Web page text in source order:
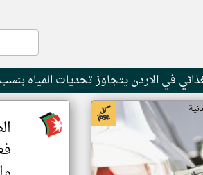
في الاردن يتجاوز تحديات المياه